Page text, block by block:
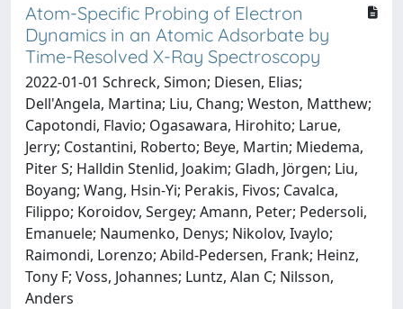
Atom-Specific Probing of Electron
Dynamics in an Atomic Adsorbate by
Time-Resolved X-Ray Spectroscopy
2022-01-01 Schreck, Simon; Diesen, Elias;
Dell'Angela, Martina; Liu, Chang; Weston, Matthew;
Capotondi, Flavio; Ogasawara, Hirohito; Larue,
Jerry; Costantini, Roberto; Beye, Martin; Miedema,
Piter S; Halldin Stenlid, Joakim; Gladh, Jörgen; Liu,
Boyang; Wang, Hsin-Yi; Perakis, Fivos; Cavalca,
Filippo; Koroidov, Sergey; Amann, Peter; Pedersoli,
Emanuele; Naumenko, Denys; Nikolov, Ivaylo;
Raimondi, Lorenzo; Abild-Pedersen, Frank; Heinz,
Tony F; Voss, Johannes; Luntz, Alan C; Nilsson,
Anders